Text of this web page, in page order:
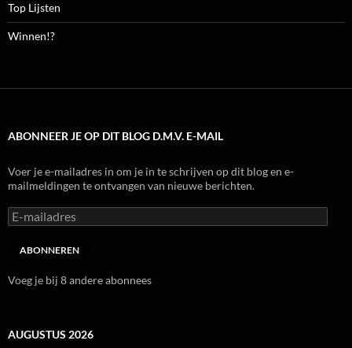
Top Lijsten
Winnen!?
ABONNEER JE OP DIT BLOG D.M.V. E-MAIL
Voer je e-mailadres in om je in te schrijven op dit blog en e-
mailmeldingen te ontvangen van nieuwe berichten.
E-
mailadres
ABONNEREN
Voeg je bij 8 andere abonnees
AUGUSTUS 2026